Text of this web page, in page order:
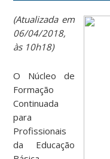
(Atualizada em
06/04/2018,
às 10h18)
O Núcleo de
Formação
Continuada
para
Profissionais
da Educação